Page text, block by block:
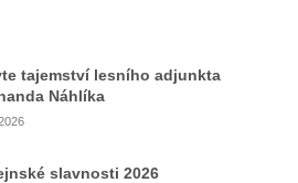
s divokým psem
Dresden
v ZOO Dresden
před vstupem do
tajemství lesního adjunkta
Náhlíka
slavnosti 2026